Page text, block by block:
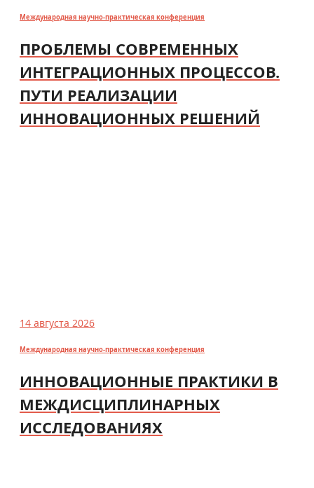
Международная научно-практическая конференция
ПРОБЛЕМЫ СОВРЕМЕННЫХ
ИНТЕГРАЦИОННЫХ ПРОЦЕССОВ.
ПУТИ РЕАЛИЗАЦИИ
ИННОВАЦИОННЫХ РЕШЕНИЙ
14 августа 2026
Международная научно-практическая конференция
ИННОВАЦИОННЫЕ ПРАКТИКИ В
МЕЖДИСЦИПЛИНАРНЫХ
ИССЛЕДОВАНИЯХ